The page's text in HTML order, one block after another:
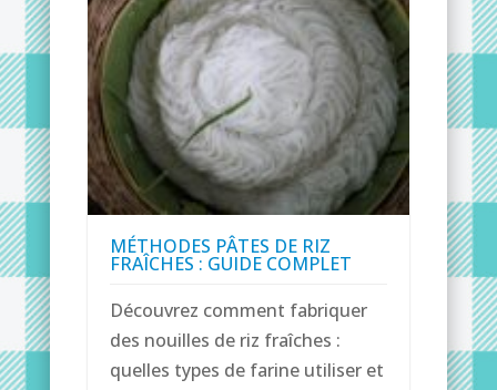
MÉTHODES PÂTES DE RIZ
FRAÎCHES : GUIDE COMPLET
Découvrez comment fabriquer
des nouilles de riz fraîches :
quelles types de farine utiliser et